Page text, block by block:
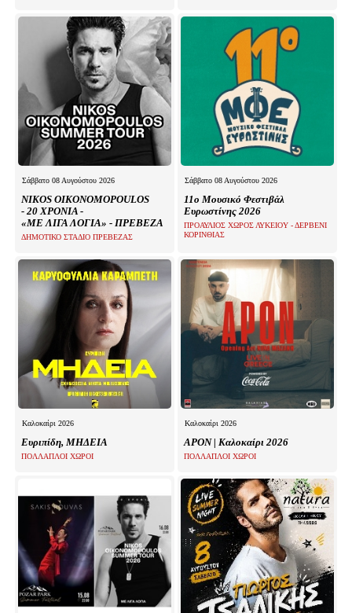
Σάββατο 08 Αυγούστου 2026
NIKOS OIKONOMOPOULOS
- 20 ΧΡΟΝΙΑ -
«ΜΕ ΛΙΓΑ ΛΟΓΙΑ» - ΠΡΕΒΕΖΑ
ΔΗΜΟΤΙΚΟ ΣΤΑΔΙΟ ΠΡΕΒΕΖΑΣ
Σάββατο 08 Αυγούστου 2026
11ο Μουσικό Φεστιβάλ
Ευρωστίνης 2026
ΠΡΟΑΥΛΙΟΣ ΧΩΡΟΣ ΛΥΚΕΙΟΥ - ΔΕΡΒΕΝΙ
ΚΟΡΙΝΘΙΑΣ
Καλοκαίρι 2026
Ευριπίδη, ΜΗΔΕΙΑ
ΠΟΛΛΑΠΛΟΙ ΧΩΡΟΙ
Καλοκαίρι 2026
APON | Καλοκαίρι 2026
ΠΟΛΛΑΠΛΟΙ ΧΩΡΟΙ